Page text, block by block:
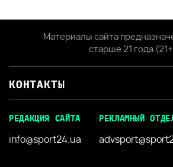
Материалы сайта
старше 21 года
КОНТАКТЫ
РЕДАКЦИЯ САЙТА
info@sport24.ua
РЕКЛАМНЫЙ